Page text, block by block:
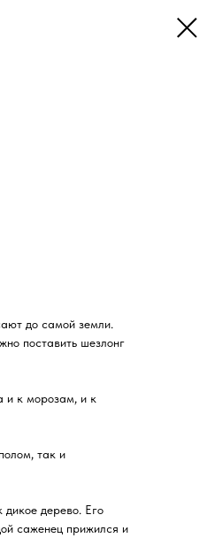
до самой земли.
поставить шезлонг
и к морозам, и к
так и
дикое дерево. Его
саженец прижился и